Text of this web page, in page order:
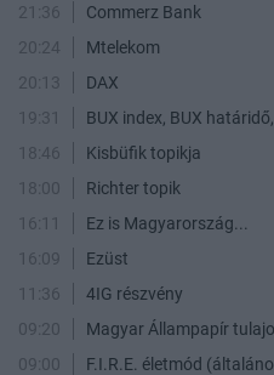
21:36
Commerz Bank
20:24
Mtelekom
20:13
DAX
19:31
BUX index, BUX
18:46
Kisbüfik topikja
18:00
Richter topik
16:11
Ez is Magyarország...
16:09
Ezüst
11:36
4IG részvény
09:20
Magyar Állampapír
09:00
F.I.R.E. életmód